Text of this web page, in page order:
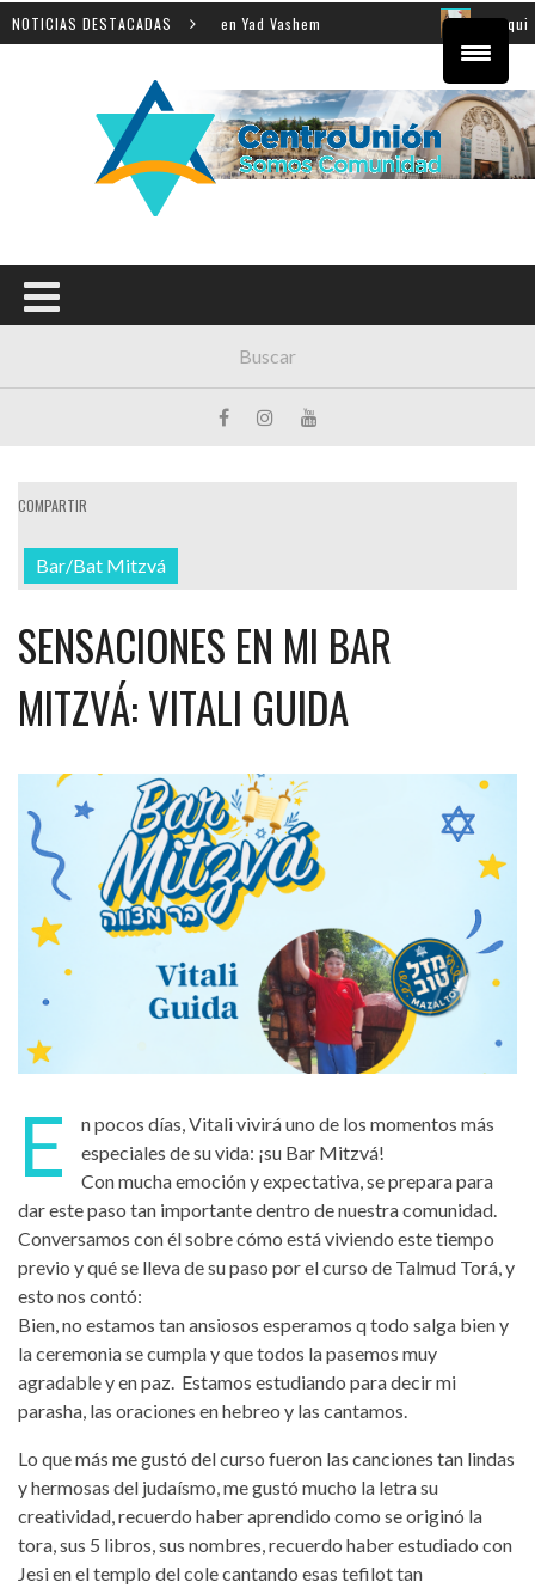
NOTICIAS DESTACADAS
de la Shoá en Yad Vashem El equipo
COMPARTIR
Bar/Bat Mitzvá
SENSACIONES EN MI BAR
MITZVÁ: VITALI GUIDA
E
n pocos días, Vitali vivirá uno de los momentos más
especiales de su vida: ¡su Bar Mitzvá!
Con mucha emoción y expectativa, se prepara para
dar este paso tan importante dentro de nuestra comunidad.
Conversamos con él sobre cómo está viviendo este tiempo
previo y qué se lleva de su paso por el curso de Talmud Torá, y
esto nos contó:
Bien, no estamos tan ansiosos esperamos q todo salga bien y
la ceremonia se cumpla y que todos la pasemos muy
agradable y en paz. Estamos estudiando para decir mi
parasha, las oraciones en hebreo y las cantamos.
Lo que más me gustó del curso fueron las canciones tan lindas
y hermosas del judaísmo, me gustó mucho la letra su
creatividad, recuerdo haber aprendido como se originó la
tora, sus 5 libros, sus nombres, recuerdo haber estudiado con
Jesi en el templo del cole cantando esas tefilot tan